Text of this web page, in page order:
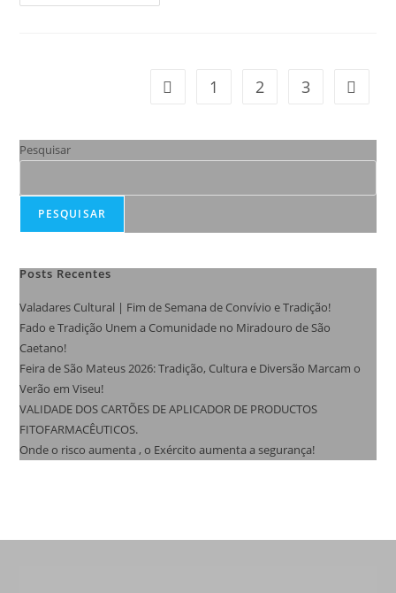
1 2 3
Pesquisar
PESQUISAR
Posts Recentes
Valadares Cultural | Fim de Semana de Convívio e Tradição!
Fado e Tradição Unem a Comunidade no Miradouro de São
Caetano!
Feira de São Mateus 2026: Tradição, Cultura e Diversão Marcam o
Verão em Viseu!
VALIDADE DOS CARTÕES DE APLICADOR DE PRODUCTOS
FITOFARMACÊUTICOS.
Onde o risco aumenta , o Exército aumenta a segurança!